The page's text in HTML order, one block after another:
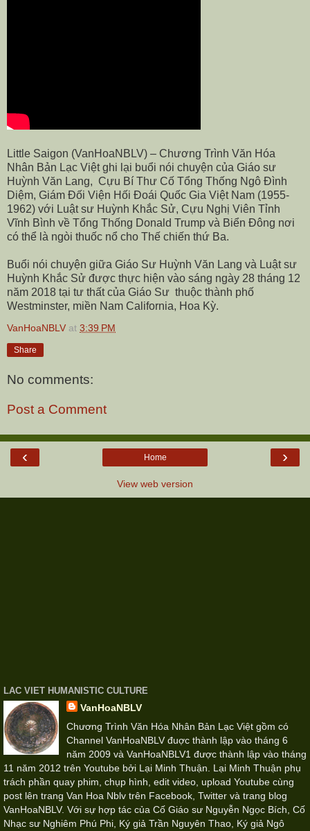
Little Saigon (VanHoaNBLV) – Chương Trình Văn Hóa
Nhân Bản Lạc Việt ghi lại buổi nói chuyện của Giáo sư
Huỳnh Văn Lang, Cựu Bí Thư Cố Tổng Thống Ngô Đình
Diệm, Giám Đối Viện Hối Đoái Quốc Gia Việt Nam (1955-
1962) với Luật sư Huỳnh Khắc Sử, Cựu Nghị Viên Tỉnh
Vĩnh Bình về Tổng Thống Donald Trump và Biển Đông nơi
có thể là ngòi thuốc nổ cho Thế chiến thứ Ba.
Buổi nói chuyện giữa Giáo Sư Huỳnh Văn Lang và Luật sư
Huỳnh Khắc Sử được thực hiện vào sáng ngày 28 tháng 12
năm 2018 tại tư thất của Giáo Sư thuộc thành phố
Westminster, miền Nam California, Hoa Kỳ.
VanHoaNBLV at 3:39 PM
Share
No comments:
Post a Comment
‹ ›
Home
View web version
LAC VIET HUMANISTIC CULTURE
VanHoaNBLV
Chương Trình Văn Hóa Nhân Bản Lạc Việt gồm có
Channel VanHoaNBLV đuợc thành lập vào tháng 6
năm 2009 và VanHoaNBLV1 được thành lập vào tháng
11 năm 2012 trên Youtube bởi Lại Minh Thuận. Lại Minh Thuận phụ
trách phần quay phim, chụp hình, edit video, upload Youtube cùng
post lên trang Van Hoa Nblv trên Facebook, Twitter và trang blog
VanHoaNBLV. Với sự hợp tác của Cố Giáo sư Nguyễn Ngọc Bích, Cố
Nhạc sư Nghiêm Phú Phi, Ký giả Trần Nguyên Thao, Ký giả Ngô